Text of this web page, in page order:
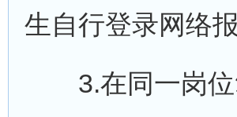
生自行登录网络
3.在同一岗位